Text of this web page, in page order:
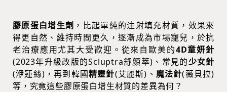
膠原蛋白增生劑 ，比起單純的注射填充材質，效果來
得更自然、維持時間更久，逐漸成為市場寵兒，於抗
老治療應用尤其大受歡迎。從來自歐美的4D童妍針
(2023年升級改版的Scluptra舒顏萃)、常見的少女針
(洢蓮絲)，再到韓國精靈針(艾麗斯)、 魔法針(薇貝拉)
等，究竟這些膠原蛋白增生材質的差異為何？